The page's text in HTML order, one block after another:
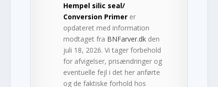
Hempel silic seal/
Conversion Primer er
opdateret med information
modtaget fra BNFarver.dk den
juli 18, 2026. Vi tager forbehold
for afvigelser, prisændringer og
eventuelle fejl i det her anførte
og de faktiske forhold hos